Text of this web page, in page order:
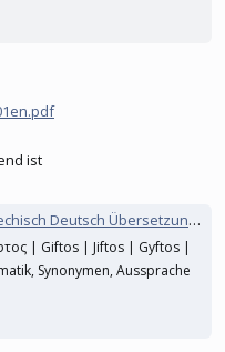
ist
Übersetzung | Greeklex.net
| Giftos | Jiftos | Gyftos |
Synonymen, Aussprache